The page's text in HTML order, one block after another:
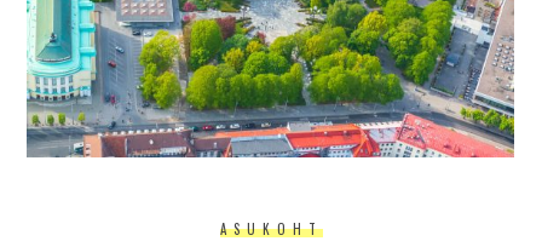
ASUKOHT